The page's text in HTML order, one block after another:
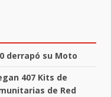
derrapó su Moto
407 Kits de
de Red